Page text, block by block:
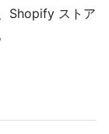
Shopify ストア